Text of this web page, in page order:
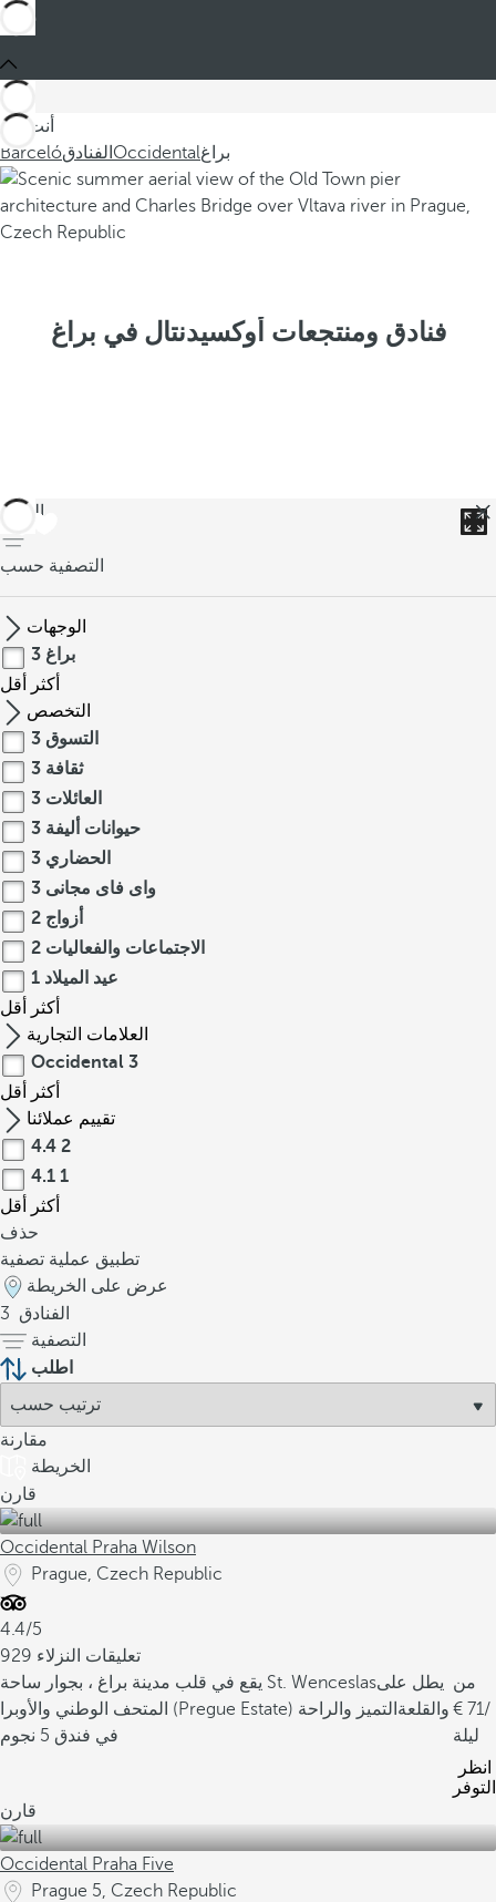
أنت في
Barcelóالفنادق Occidentalبراغ
فنادق ومنتجعات أوكسيدنتال في براغ
العودة
التصفية حسب
الوجهات
براغ 3
أكثر
أقل
التخصص
التسوق 3
ثقافة 3
العائلات 3
حيوانات أليفة 3
الحضاري 3
واى فاى مجانى 3
أزواج 2
الاجتماعات والفعاليات 2
عيد الميلاد 1
أكثر
أقل
العلامات التجارية
Occidental 3
أكثر
أقل
تقييم عملائنا
4.4 2
4.1 1
أكثر
أقل
حذف
تطبيق عملية تصفية
عرض على الخريطة
3 الفنادق
التصفية
اطلب
مقارنة
الخريطة
قارن
Occidental Praha Wilson
Prague, Czech Republic
4.4/5
929 تعليقات النزلاء
يقع في قلب مدينة براغ ، بجوار ساحة St. Wenceslasيطل على
المتحف الوطني والأوبرا (Pregue Estate) والقلعة التميز والراحة
في فندق 5 نجوم
من
71/
ليلة
انظر
التوفر
قارن
Occidental Praha Five
Prague 5, Czech Republic